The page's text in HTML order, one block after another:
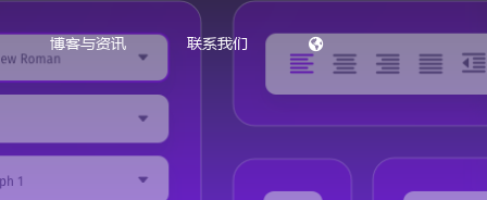
博客与资讯 联系我们